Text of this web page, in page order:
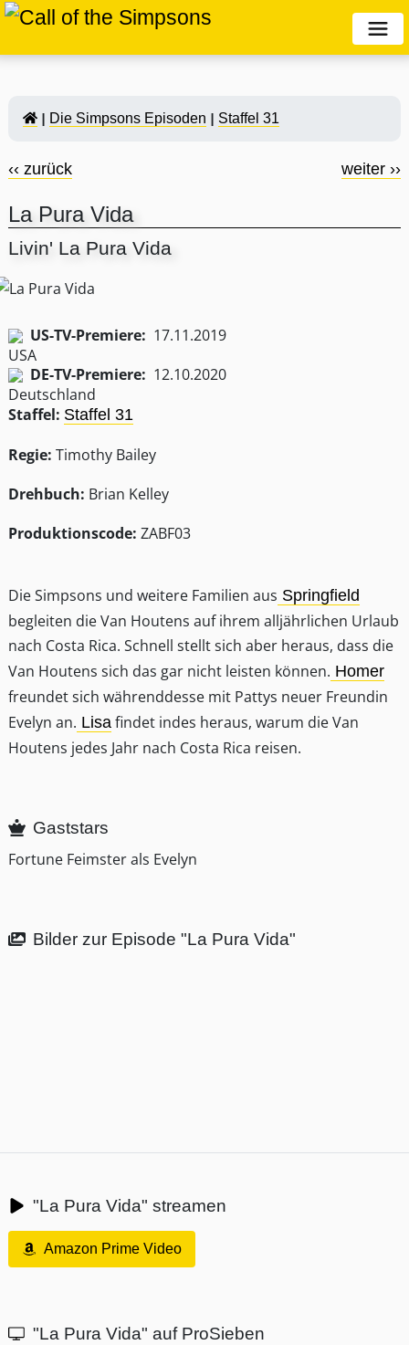
Die Simpsons Episoden Staffel 31
‹‹ zurück weiter ››
La Pura Vida
Livin' La Pura Vida
US-TV-Premiere: 17.11.2019
DE-TV-Premiere: 12.10.2020
Staffel: Staffel 31
Regie: Timothy Bailey
Drehbuch: Brian Kelley
Produktionscode: ZABF03
Die Simpsons und weitere Familien aus Springfield
begleiten die Van Houtens auf ihrem alljährlichen Urlaub
nach Costa Rica. Schnell stellt sich aber heraus, dass die
Van Houtens sich das gar nicht leisten können. Homer
freundet sich währenddesse mit Pattys neuer Freundin
Evelyn an. Lisa findet indes heraus, warum die Van
Houtens jedes Jahr nach Costa Rica reisen.
Gaststars
Fortune Feimster als Evelyn
Bilder zur Episode "La Pura Vida"
"La Pura Vida" streamen
Amazon Prime Video
"La Pura Vida" auf ProSieben